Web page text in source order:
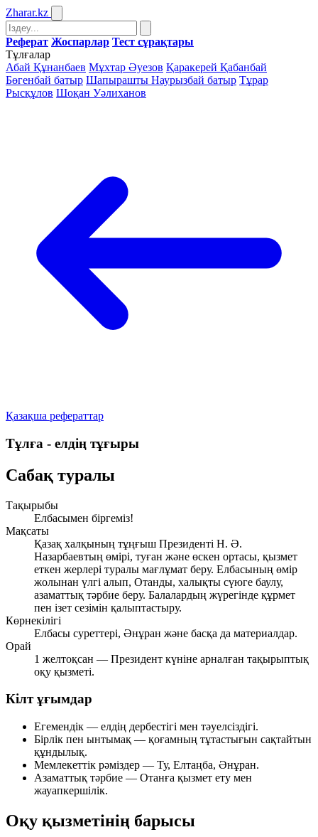
Zharar.kz
Реферат Жоспарлар Тест сұрақтары
Тұлғалар
Абай Құнанбаев Мұхтар Әуезов Қаракерей Қабанбай
Бөгенбай батыр Шапырашты Наурызбай батыр Тұрар
Рысқұлов Шоқан Уәлиханов
Қазақша рефераттар
Тұлға - елдің тұғыры
Сабақ туралы
Тақырыбы
Елбасымен біргеміз!
Мақсаты
Қазақ халқының тұңғыш Президенті Н. Ә.
Назарбаевтың өмірі, туған және өскен ортасы, қызмет
еткен жерлері туралы мағлұмат беру. Елбасының өмір
жолынан үлгі алып, Отанды, халықты сүюге баулу,
азаматтық тәрбие беру. Балалардың жүрегінде құрмет
пен ізет сезімін қалыптастыру.
Көрнекілігі
Елбасы суреттері, Әнұран және басқа да материалдар.
Орай
1 желтоқсан — Президент күніне арналған тақырыптық
оқу қызметі.
Кілт ұғымдар
Егемендік — елдің дербестігі мен тәуелсіздігі.
Бірлік пен ынтымақ — қоғамның тұтастығын сақтайтын
құндылық.
Мемлекеттік рәміздер — Ту, Елтаңба, Әнұран.
Азаматтық тәрбие — Отанға қызмет ету мен
жауапкершілік.
Оқу қызметінің барысы